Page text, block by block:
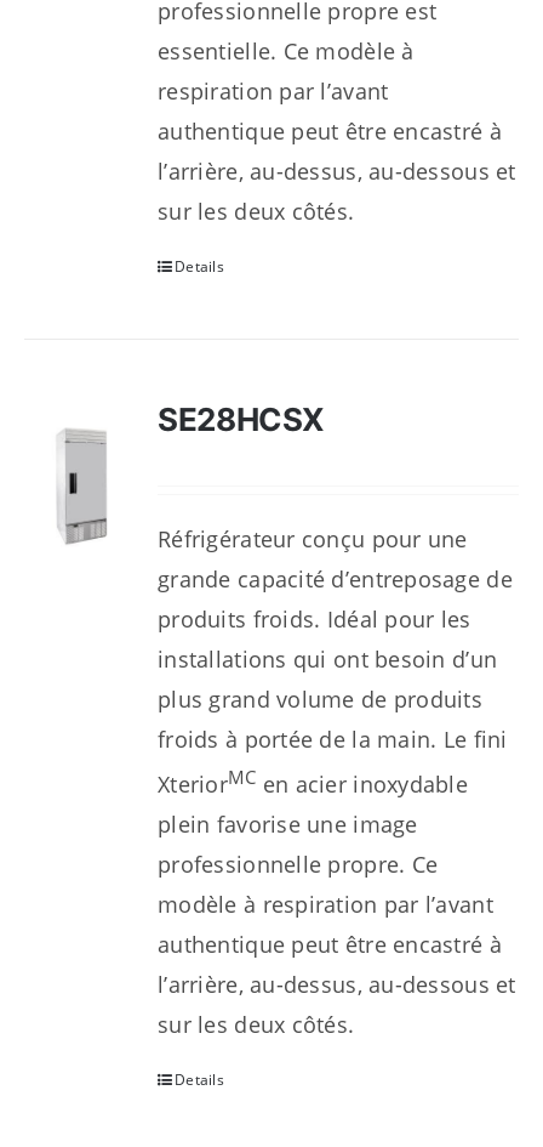
professionnelle propre est
essentielle. Ce modèle à
respiration par l’avant
authentique peut être encastré à
l’arrière, au-dessus, au-dessous et
sur les deux côtés.
Details
SE28HCSX
Réfrigérateur conçu pour une
grande capacité d’entreposage de
produits froids. Idéal pour les
installations qui ont besoin d’un
plus grand volume de produits
froids à portée de la main. Le fini
XteriorMC en acier inoxydable
plein favorise une image
professionnelle propre. Ce
modèle à respiration par l’avant
authentique peut être encastré à
l’arrière, au-dessus, au-dessous et
sur les deux côtés.
Details